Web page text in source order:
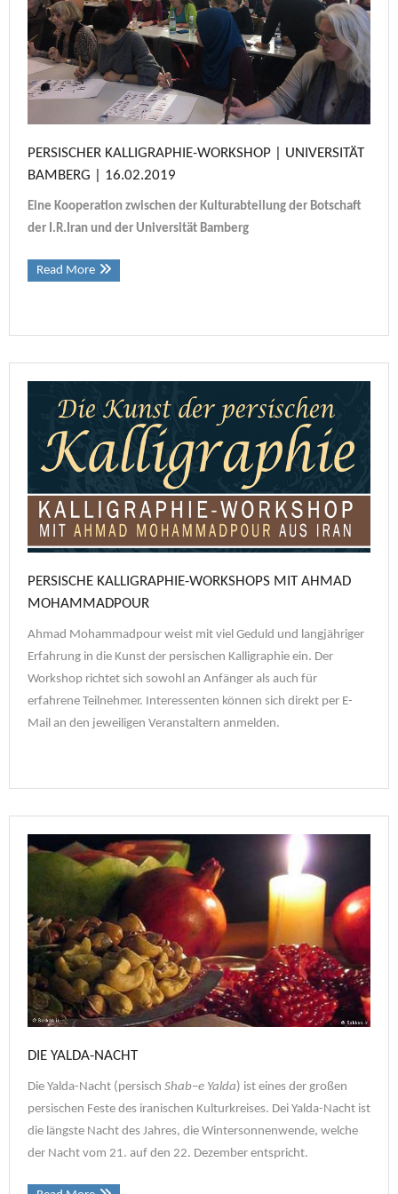
PERSISCHER KALLIGRAPHIE-WORKSHOP | UNIVERSITÄT
BAMBERG | 16.02.2019
Eine Kooperation zwischen der Kulturabteilung der Botschaft
der I.R.Iran und der Universität Bamberg
Read More
PERSISCHE KALLIGRAPHIE-WORKSHOPS MIT AHMAD
MOHAMMADPOUR
Ahmad Mohammadpour weist mit viel Geduld und langjähriger
Erfahrung in die Kunst der persischen Kalligraphie ein. Der
Workshop richtet sich sowohl an Anfänger als auch für
erfahrene Teilnehmer. Interessenten können sich direkt per E-
Mail an den jeweiligen Veranstaltern anmelden.
DIE YALDA-NACHT
Die Yalda-Nacht (persisch Shab–e Yalda) ist eines der großen
persischen Feste des iranischen Kulturkreises. Dei Yalda-Nacht ist
die längste Nacht des Jahres, die Wintersonnenwende, welche
der Nacht vom 21. auf den 22. Dezember entspricht.